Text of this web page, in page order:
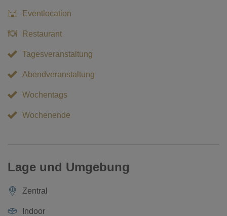
Eventlocation
Restaurant
Tagesveranstaltung
Abendveranstaltung
Wochentags
Wochenende
Lage und Umgebung
Zentral
Indoor